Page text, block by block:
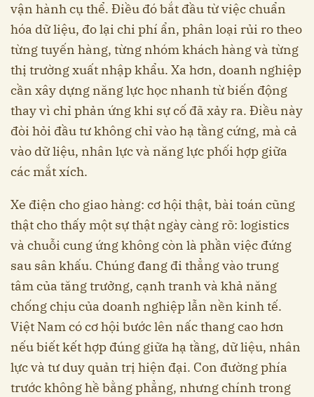
vận hành cụ thể. Điều đó bắt đầu từ việc chuẩn
hóa dữ liệu, đo lại chi phí ẩn, phân loại rủi ro theo
từng tuyến hàng, từng nhóm khách hàng và từng
thị trường xuất nhập khẩu. Xa hơn, doanh nghiệp
cần xây dựng năng lực học nhanh từ biến động
thay vì chỉ phản ứng khi sự cố đã xảy ra. Điều này
đòi hỏi đầu tư không chỉ vào hạ tầng cứng, mà cả
vào dữ liệu, nhân lực và năng lực phối hợp giữa
các mắt xích.
Xe điện cho giao hàng: cơ hội thật, bài toán cũng
thật cho thấy một sự thật ngày càng rõ: logistics
và chuỗi cung ứng không còn là phần việc đứng
sau sân khấu. Chúng đang đi thẳng vào trung
tâm của tăng trưởng, cạnh tranh và khả năng
chống chịu của doanh nghiệp lẫn nền kinh tế.
Việt Nam có cơ hội bước lên nấc thang cao hơn
nếu biết kết hợp đúng giữa hạ tầng, dữ liệu, nhân
lực và tư duy quản trị hiện đại. Con đường phía
trước không hề bằng phẳng, nhưng chính trong